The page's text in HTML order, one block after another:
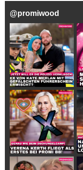
@promiwood